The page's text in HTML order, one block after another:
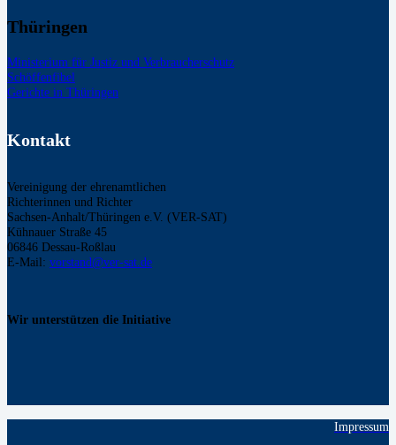
Thüringen
Ministerium für Justiz und Verbraucherschutz
Schöffenfibel
Gerichte in Thüringen
Kontakt
Vereinigung der ehrenamtlichen
Richterinnen und Richter
Sachsen-Anhalt/Thüringen e.V. (VER-SAT)
Kühnauer Straße 45
06846 Dessau-Roßlau
E-Mail: vorstand@ver-sat.de
Wir unterstützen die Initiative
Impressum